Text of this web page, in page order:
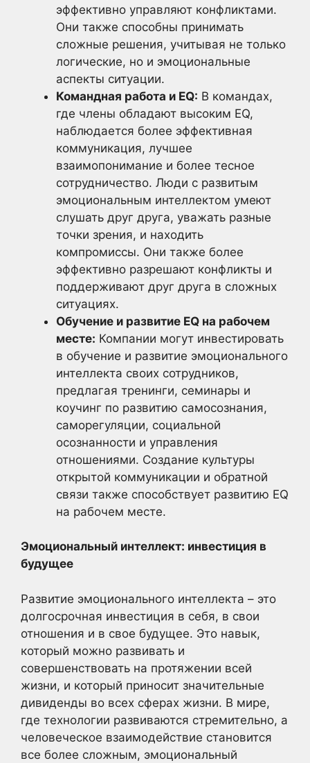
эффективно управляют конфликтами.
Они также способны принимать
сложные решения, учитывая не только
логические, но и эмоциональные
аспекты ситуации.
Командная работа и EQ: В командах,
где члены обладают высоким EQ,
наблюдается более эффективная
коммуникация, лучшее
взаимопонимание и более тесное
сотрудничество. Люди с развитым
эмоциональным интеллектом умеют
слушать друг друга, уважать разные
точки зрения, и находить
компромиссы. Они также более
эффективно разрешают конфликты и
поддерживают друг друга в сложных
ситуациях.
Обучение и развитие EQ на рабочем
месте: Компании могут инвестировать
в обучение и развитие эмоционального
интеллекта своих сотрудников,
предлагая тренинги, семинары и
коучинг по развитию самосознания,
саморегуляции, социальной
осознанности и управления
отношениями. Создание культуры
открытой коммуникации и обратной
связи также способствует развитию EQ
на рабочем месте.
Эмоциональный интеллект: инвестиция в
будущее
Развитие эмоционального интеллекта – это
долгосрочная инвестиция в себя, в свои
отношения и в свое будущее. Это навык,
который можно развивать и
совершенствовать на протяжении всей
жизни, и который приносит значительные
дивиденды во всех сферах жизни. В мире,
где технологии развиваются стремительно, а
человеческое взаимодействие становится
все более сложным, эмоциональный